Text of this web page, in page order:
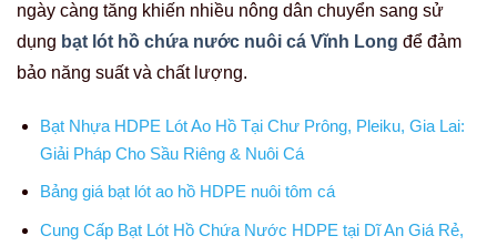
ngày càng tăng khiến nhiều nông dân chuyển sang sử
dụng bạt lót hồ chứa nước nuôi cá Vĩnh Long để đảm
bảo năng suất và chất lượng.
Bạt Nhựa HDPE Lót Ao Hồ Tại Chư Prông, Pleiku, Gia Lai:
Giải Pháp Cho Sầu Riêng & Nuôi Cá
Bảng giá bạt lót ao hồ HDPE nuôi tôm cá
Cung Cấp Bạt Lót Hồ Chứa Nước HDPE tại Dĩ An Giá Rẻ,